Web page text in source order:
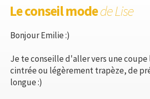
Le conseil modede Lise
Bonjour Emilie :)
Je te conseille d'aller vers une
cintrée ou légèrement trapèze, de
longue :)